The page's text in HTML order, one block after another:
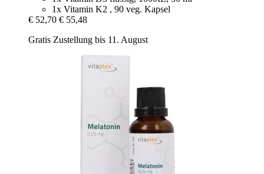
1x Vitamin K2 , 90 veg. Kapsel
€ 52,70 € 55,48
Gratis Zustellung bis 11. August